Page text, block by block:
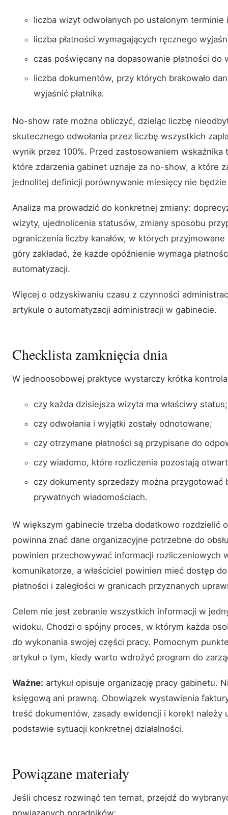
liczba wizyt odwołanych po ustalonym terminie
liczba płatności wymagających ręcznego
czas poświęcany na dopasowanie płatności do
liczba dokumentów, przy których brakowało
wyjaśnić płatnika.
No-show rate można obliczyć, dzieląc liczbę
skutecznego odwołania przez liczbę wszystkich
wynik przez 100%. Przed zastosowaniem
które zdarzenia gabinet uznaje za no-show, a które
jednolitej definicji porównywanie miesięcy nie
Analiza ma prowadzić do konkretnej zmiany:
wizyty, ujednolicenia statusów, zmiany sposobu
ograniczenia liczby kanałów, w których
góry zakładać, że każde opóźnienie wymaga
automatyzacji.
Więcej o odzyskiwaniu czasu z czynności
artykule o automatyzacji administracji w gabinecie.
Checklista zamknięcia dnia
W jednoosobowej praktyce wystarczy krótka
czy każda dzisiejsza wizyta ma właściwy status;
czy odwołania i wyjątki zostały odnotowane;
czy otrzymane płatności są przypisane do
czy wiadomo, które rozliczenia pozostają
czy dokumenty sprzedaży można przygotować
prywatnych wiadomościach.
W większym gabinecie trzeba dodatkowo rozdzielić
powinna znać dane organizacyjne potrzebne do
powinien przechowywać informacji rozliczeniowych
komunikatorze, a właściciel powinien mieć dostęp
płatności i zaległości w granicach przyznanych
Celem nie jest zebranie wszystkich informacji w
widoku. Chodzi o spójny proces, w którym każda
do wykonania swojej części pracy. Pomocnym
artykuł o tym, kiedy warto wdrożyć program do
Ważne: artykuł opisuje organizację pracy gabinetu.
księgową ani prawną. Obowiązek wystawienia
treść dokumentów, zasady ewidencji i korekt należy
podstawie sytuacji konkretnej działalności.
Powiązane materiały
Jeśli chcesz rozwinąć ten temat, przejdź do
powiązanych poradników: